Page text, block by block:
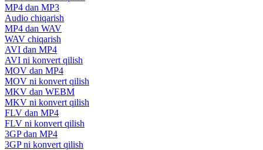
MP4 dan MP3
Audio chiqarish
MP4 dan WAV
WAV chiqarish
AVI dan MP4
AVI ni konvert qilish
MOV dan MP4
MOV ni konvert qilish
MKV dan WEBM
MKV ni konvert qilish
FLV dan MP4
FLV ni konvert qilish
3GP dan MP4
3GP ni konvert qilish